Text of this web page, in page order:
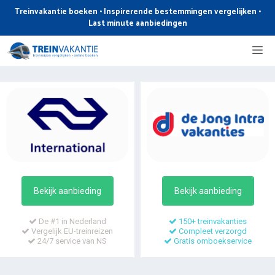
de
inhoud
Treinvakantie boeken • Inspirerende bestemmingen vergelijken •
Last minute aanbiedingen
Bekijk aanbieding
De #1 in Nederland
Vergelijk EU-treinreizen
24/7 service van NS
Bekijk aanbieding
150+ treinvakanties
Compleet verzorgd
Gratis omboekservice